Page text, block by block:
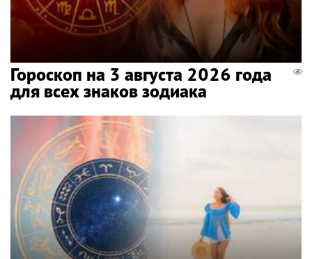
Гороскоп на 3 августа 2026 года
для всех знаков зодиака